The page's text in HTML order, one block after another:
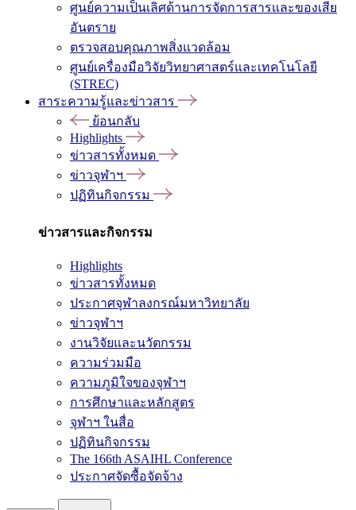
ศูนย์ความเป็นเลิศด้านการจัดการสารและของเสีย
อันตราย
ตรวจสอบคุณภาพสิ่งแวดล้อม
ศูนย์เครื่องมือวิจัยวิทยาศาสตร์และเทคโนโลยี
(STREC)
สาระความรู้และข่าวสาร
ย้อนกลับ
Highlights
ข่าวสารทั้งหมด
ข่าวจุฬาฯ
ปฏิทินกิจกรรม
ข่าวสารและกิจกรรม
Highlights
ข่าวสารทั้งหมด
ประกาศจุฬาลงกรณ์มหาวิทยาลัย
ข่าวจุฬาฯ
งานวิจัยและนวัตกรรม
ความร่วมมือ
ความภูมิใจของจุฬาฯ
การศึกษาและหลักสูตร
จุฬาฯ ในสื่อ
ปฏิทินกิจกรรม
The 166th ASAIHL Conference
ประกาศจัดซื้อจัดจ้าง